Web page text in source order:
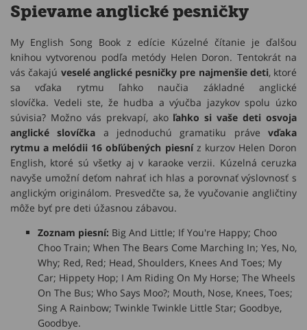
Spievame anglické pesničky
My English Song Book z edície Kúzelné čítanie je ďalšou
knihou vytvorenou podľa metódy Helen Doron. Tentokrát na
vás čakajú veselé anglické pesničky pre najmenšie deti, ktoré
sa vďaka rytmu ľahko naučia základné anglické
slovíčka. Vedeli ste, že hudba a výučba jazykov spolu úzko
súvisia? Možno vás prekvapí, ako ľahko si vaše deti osvoja
anglické slovíčka a jednoduchú gramatiku právevďaka
rytmu a melódii 16 obľúbených piesníz kurzov Helen Doron
English, ktoré sú všetky aj v karaoke verzii. Kúzelná ceruzka
navyše umožní deťom nahrať ich hlas a porovnať výslovnosť s
anglickým originálom. Presvedčte sa, že vyučovanie angličtiny
môže byť pre deti úžasnou zábavou.
Zoznam piesní: Big And Little; If You're Happy; Choo
Choo Train; When The Bears Come Marching In; Yes, No,
Why; Red, Red; Head, Shoulders, Knees And Toes; My
Car; Hippety Hop; I Am Riding On My Horse; The Wheels
On The Bus; Who Says Moo?; Mouth, Nose, Knees, Toes;
Sing A Rainbow; Twinkle Twinkle Little Star; Goodbye,
Goodbye.